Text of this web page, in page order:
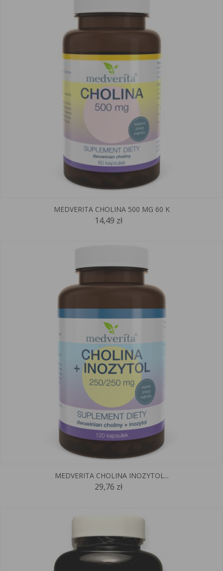
MEDVERITA CHOLINA 500 MG 60 K
14,49 zł
MEDVERITA CHOLINA INOZYTOL...
29,76 zł